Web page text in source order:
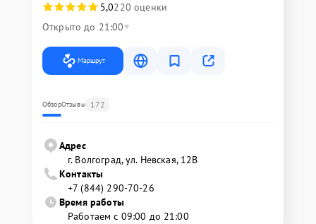
5,0220 оценки
Открыто до 21:00
Маршрут
ОбзорОтзывы 172
Адрес
г. Волгоград, ул. Невская, 12В
Контакты
+7 (844) 290-70-26
Время работы
Работаем с 09:00 до 21:00